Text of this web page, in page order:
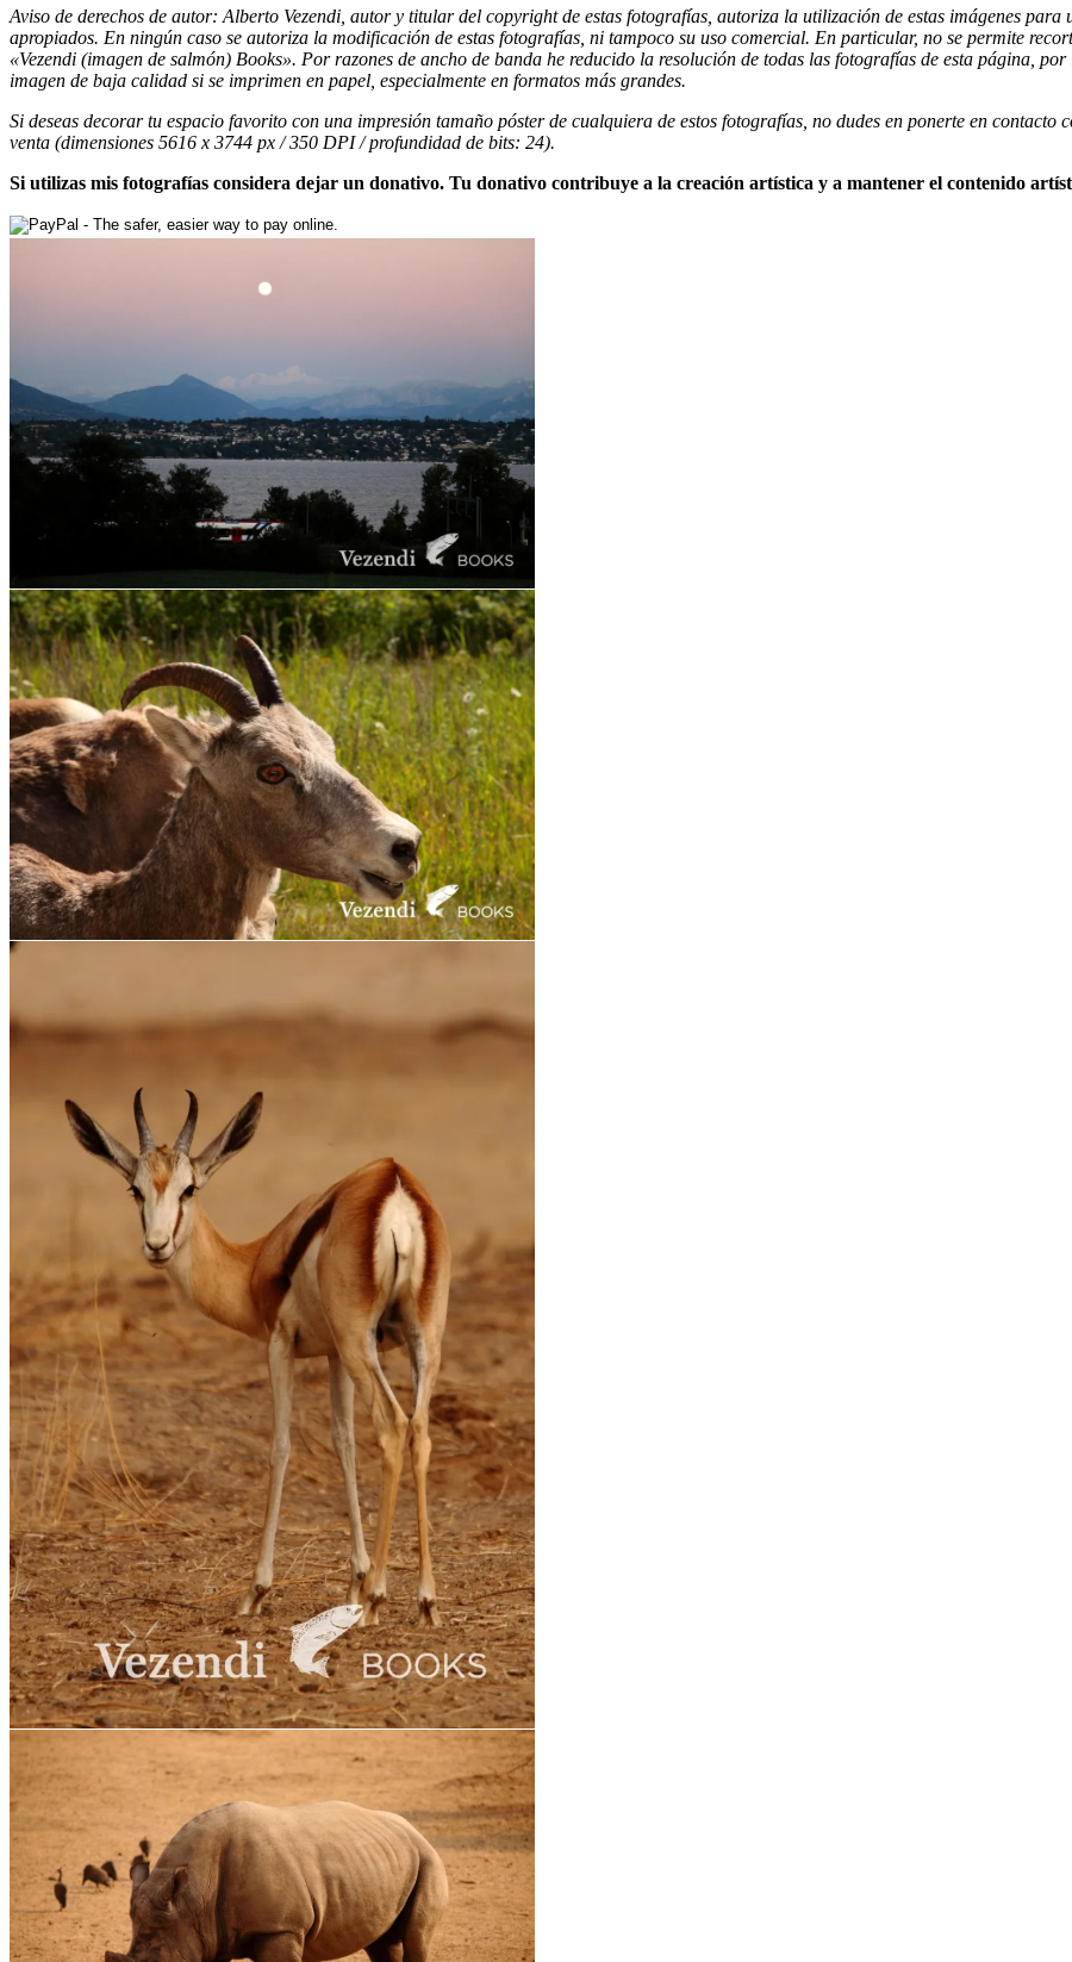
Aviso de derechos de autor: Alberto Vezendi, autor y titular del copyright de estas fotografías, autoriza la utilización de estas imágenes
apropiados. En ningún caso se autoriza la modificación de estas fotografías, ni tampoco su uso comercial. En particular, no se permite
«Vezendi (imagen de salmón) Books». Por razones de ancho de banda he reducido la resolución de todas las fotografías de esta página,
imagen de baja calidad si se imprimen en papel, especialmente en formatos más grandes.
Si deseas decorar tu espacio favorito con una impresión tamaño póster de cualquiera de estos fotografías, no dudes en ponerte en
venta (dimensiones 5616 x 3744 px / 350 DPI / profundidad de bits: 24).
Si utilizas mis fotografías considera dejar un donativo. Tu donativo contribuye a la creación artística y a mantener el contenido